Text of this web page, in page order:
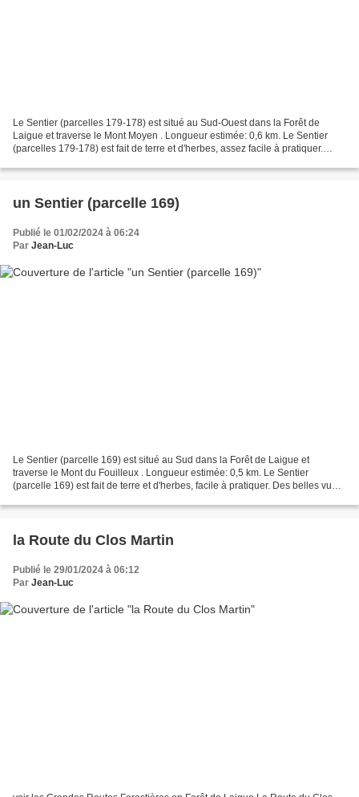
Le Sentier (parcelles 179-178) est situé au Sud-Ouest dans la Forêt de
Laigue et traverse le Mont Moyen . Longueur estimée: 0,6 km. Le Sentier
(parcelles 179-178) est fait de terre et d'herbes, assez facile à pratiquer.
un Sentier (parcelle 169)
Publié le 01/02/2024 à 06:24
Par Jean-Luc
Le Sentier (parcelle 169) est situé au Sud dans la Forêt de Laigue et
traverse le Mont du Fouilleux . Longueur estimée: 0,5 km. Le Sentier
(parcelle 169) est fait de terre et d'herbes, facile à pratiquer. Des belles vues
la Route du Clos Martin
Publié le 29/01/2024 à 06:12
Par Jean-Luc